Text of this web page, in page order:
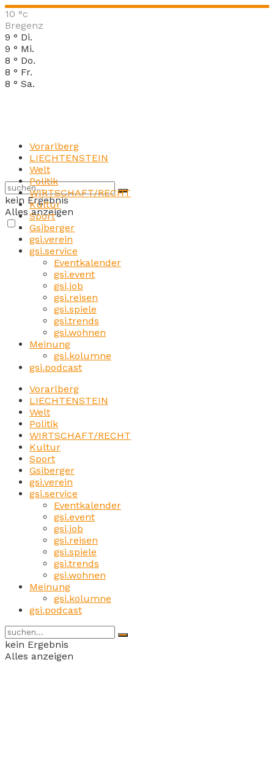
10 °c
Bregenz
9 ° Di.
9 ° Mi.
8 ° Do.
8 ° Fr.
8 ° Sa.
kein Ergebnis
Alles anzeigen
Vorarlberg
LIECHTENSTEIN
Welt
Politik
WIRTSCHAFT/RECHT
Kultur
Sport
Gsiberger
gsi.verein
gsi.service
Eventkalender
gsi.event
gsi.job
gsi.reisen
gsi.spiele
gsi.trends
gsi.wohnen
Meinung
gsi.kolumne
gsi.podcast
Vorarlberg
LIECHTENSTEIN
Welt
Politik
WIRTSCHAFT/RECHT
Kultur
Sport
Gsiberger
gsi.verein
gsi.service
Eventkalender
gsi.event
gsi.job
gsi.reisen
gsi.spiele
gsi.trends
gsi.wohnen
Meinung
gsi.kolumne
gsi.podcast
kein Ergebnis
Alles anzeigen